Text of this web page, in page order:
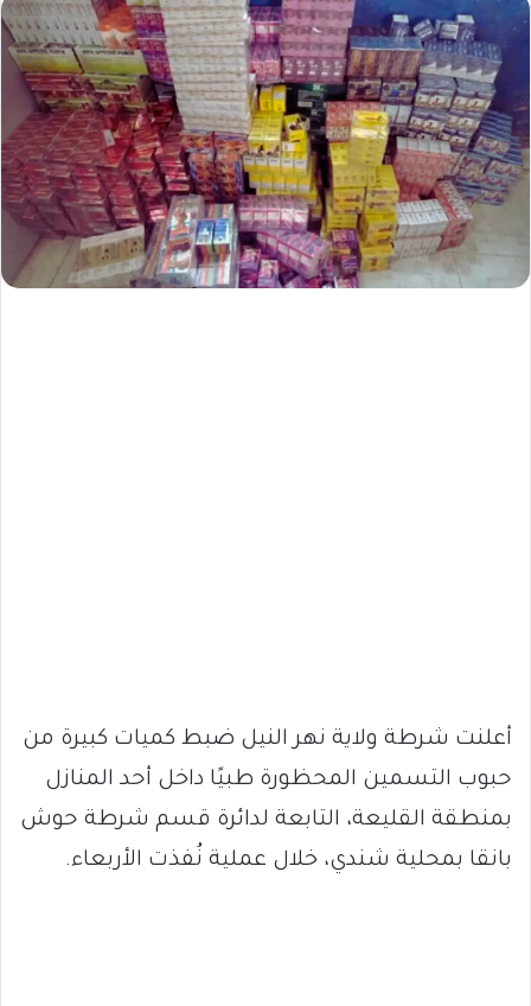
أعلنت شرطة ولاية نهر النيل ضبط كميات كبيرة من
حبوب التسمين المحظورة طبيًا داخل أحد المنازل
بمنطقة القليعة، التابعة لدائرة قسم شرطة حوش
بانقا بمحلية شندي، خلال عملية نُفذت الأربعاء.